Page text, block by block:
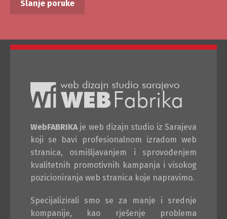
WebFABRIKAje web dizajn studio iz Sarajeva
koji se bavi profesionalnom izradom web
stranica, osmišljavanjem i sprovođenjem
kvalitetnih promotivnih kampanja i visokog
pozicioniranja web stranica koje napravimo.
Specijalizirali smo se za manje i srednje
kompanije, kao rješenje problema